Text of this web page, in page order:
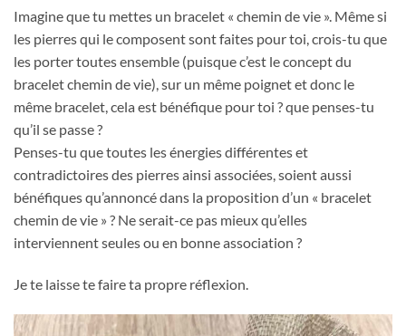
Imagine que tu mettes un bracelet « chemin de vie ». Même si
les pierres qui le composent sont faites pour toi, crois-tu que
les porter toutes ensemble (puisque c’est le concept du
bracelet chemin de vie), sur un même poignet et donc le
même bracelet, cela est bénéfique pour toi ? que penses-tu
qu’il se passe ?
Penses-tu que toutes les énergies différentes et
contradictoires des pierres ainsi associées, soient aussi
bénéfiques qu’annoncé dans la proposition d’un « bracelet
chemin de vie » ? Ne serait-ce pas mieux qu’elles
interviennent seules ou en bonne association ?
Je te laisse te faire ta propre réflexion.